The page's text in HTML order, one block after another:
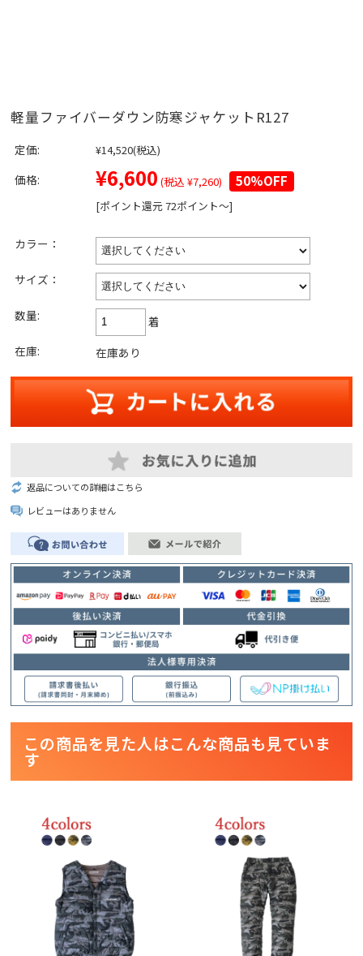
軽量ファイバーダウン防寒ジャケットR127
定価: ¥14,520(税込)
価格: ¥6,600 (税込 ¥7,260) 50%OFF
[ポイント還元 72ポイント～]
カラー：
サイズ：
数量:
着
在庫:
在庫あり
返品についての詳細はこちら
レビューはありません
この商品を見た人はこんな商品も見ていま
す